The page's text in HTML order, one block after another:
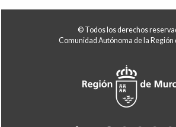
© Todos los derechos
Comunidad Autónoma de la Región